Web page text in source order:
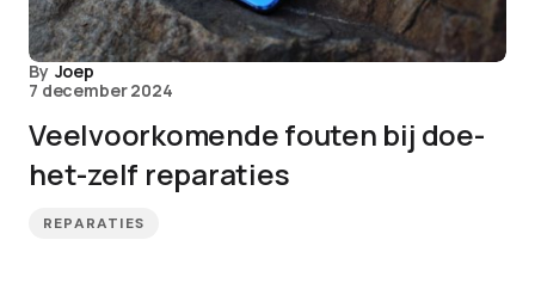
By Joep
7 december 2024
Veelvoorkomende fouten bij doe-
het-zelf reparaties
REPARATIES